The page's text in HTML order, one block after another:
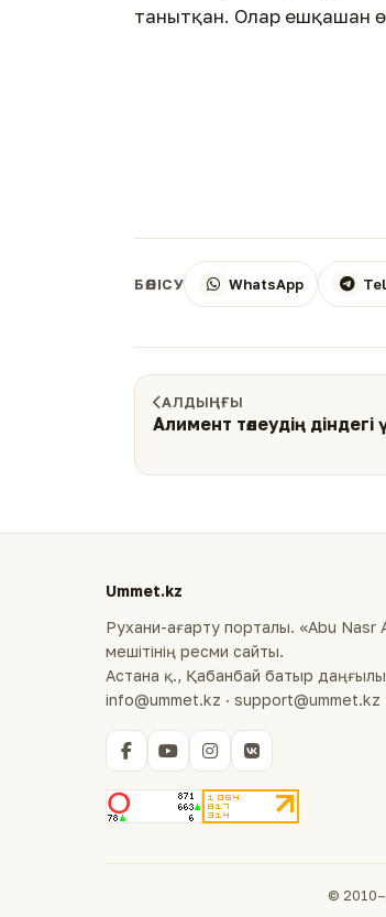
танытқан. Олар ешқашан
БӨЛІСУ WhatsApp
АЛДЫҢҒЫ
Алимент төлеудің діндегі
Ummet.kz
Рухани-ағарту порталы. «Abu Nasr
мешітінің ресми сайты.
Астана қ., Қабанбай батыр
info@ummet.kz · support@ummet.kz
©